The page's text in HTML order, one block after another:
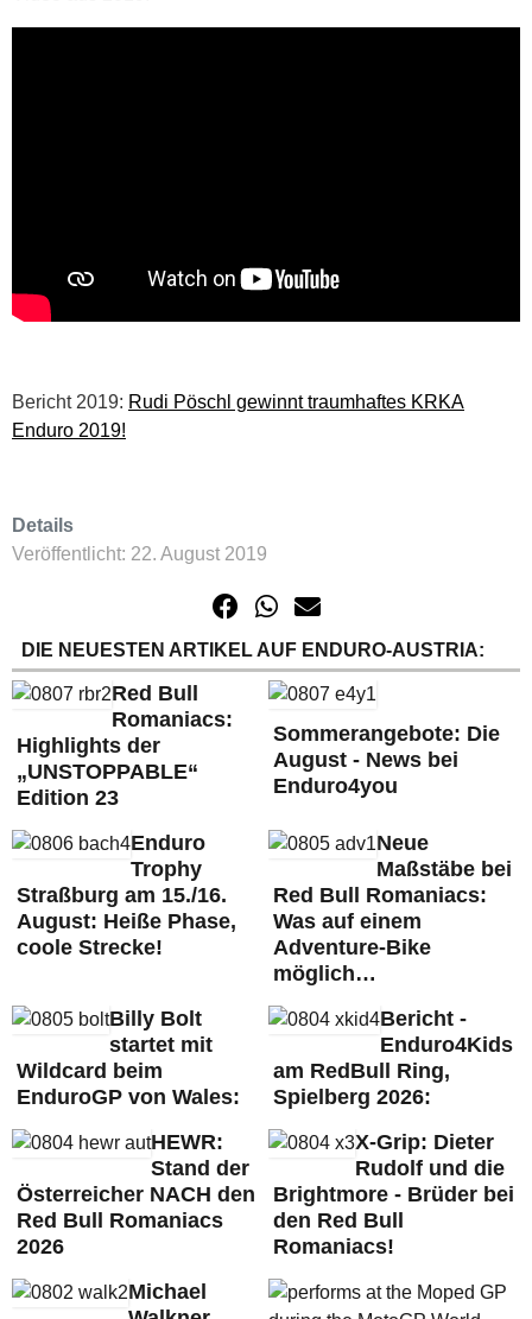
Bericht 2019: Rudi Pöschl gewinnt traumhaftes KRKA
Enduro 2019!
Details
Veröffentlicht: 22. August 2019
DIE NEUESTEN ARTIKEL AUF ENDURO-AUSTRIA:
Red Bull
Romaniacs:
Highlights der
„UNSTOPPABLE“
Edition 23
Sommerangebote: Die
August - News bei
Enduro4you
Enduro
Trophy
Straßburg am 15./16.
August: Heiße Phase,
coole Strecke!
Neue
Maßstäbe bei
Red Bull Romaniacs:
Was auf einem
Adventure-Bike
möglich…
Billy Bolt
startet mit
Wildcard beim
EnduroGP von Wales:
Bericht -
Enduro4Kids
am RedBull Ring,
Spielberg 2026:
HEWR:
Stand der
Österreicher NACH den
Red Bull Romaniacs
2026
X-Grip: Dieter
Rudolf und die
Brightmore - Brüder bei
den Red Bull
Romaniacs!
Michael